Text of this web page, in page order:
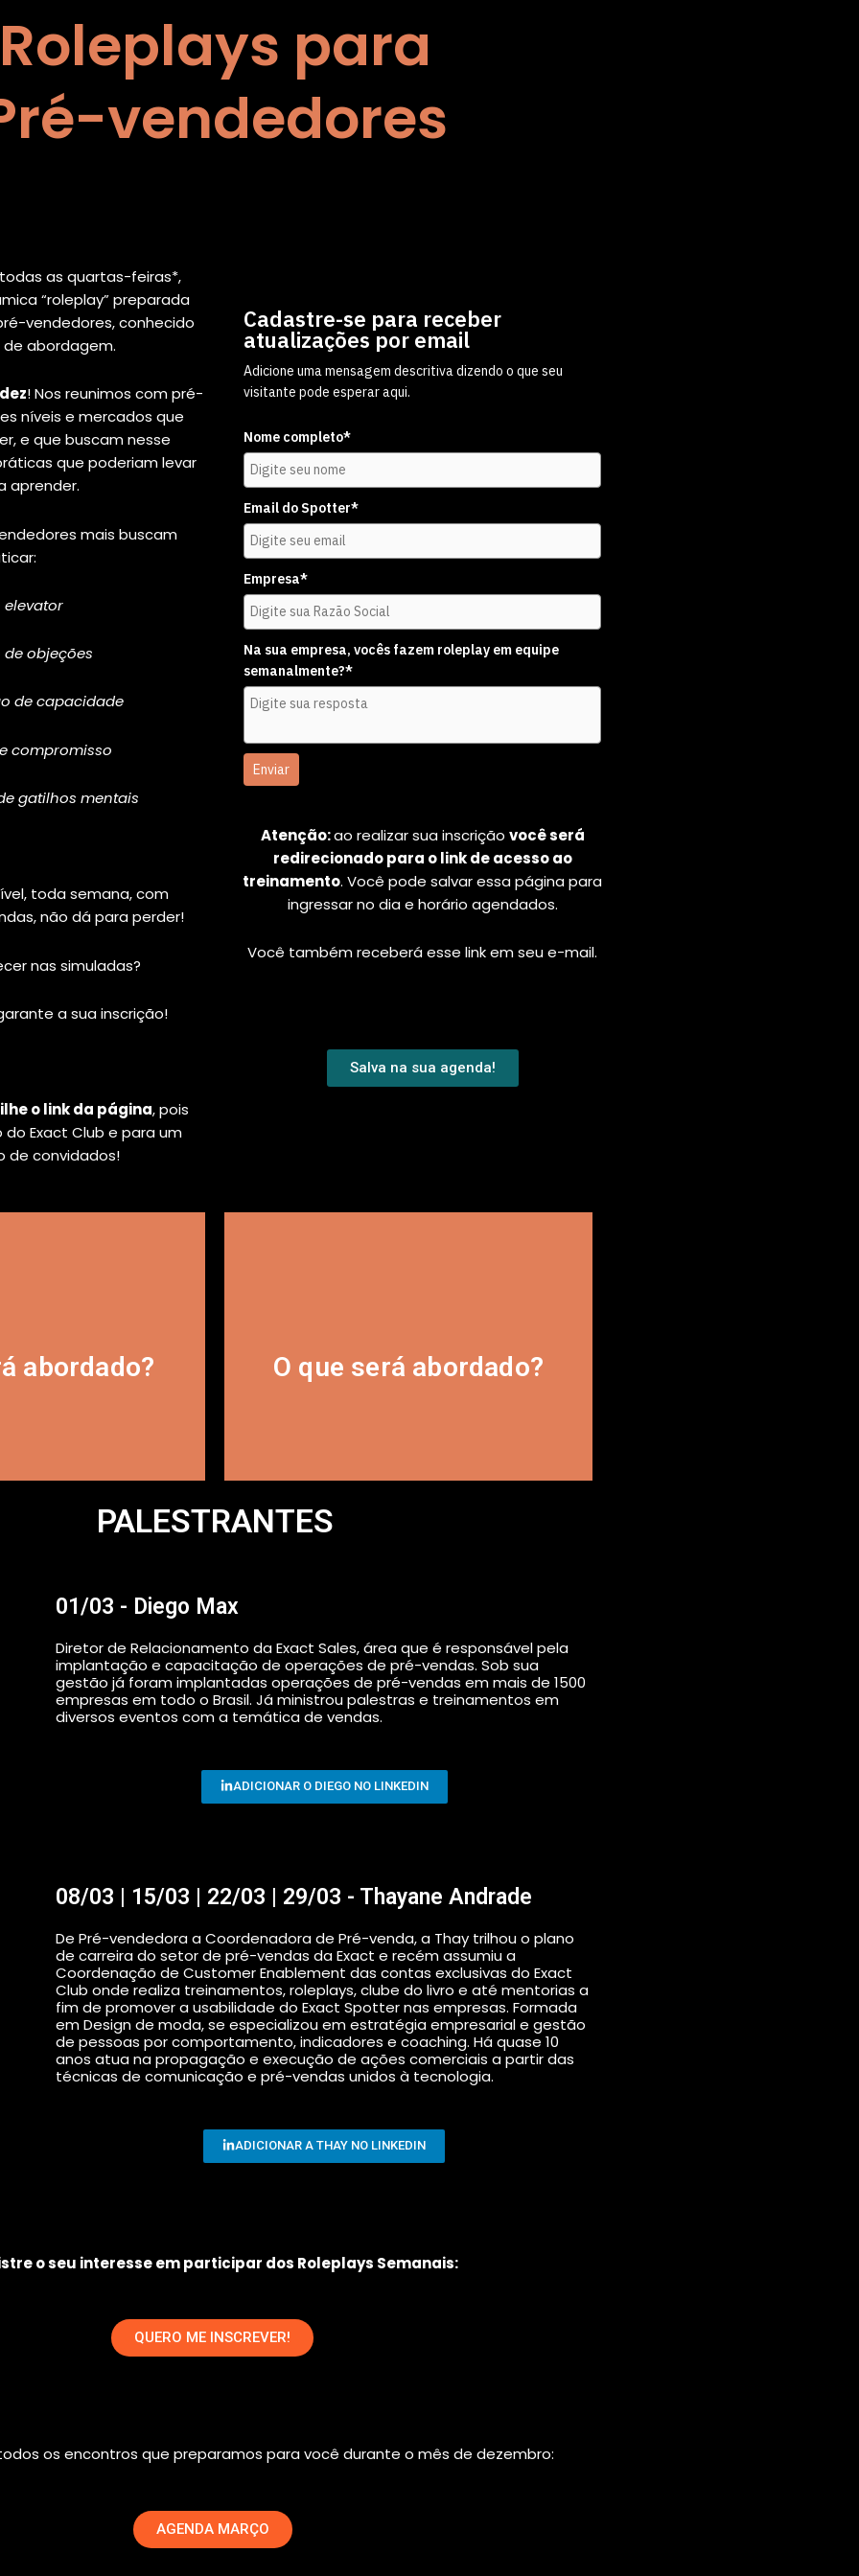
Roleplays para
vendedores
as quartas-feiras*,
“roleplay” preparada
vendedores, conhecido
abordagem.
! Nos reunimos com pré-
níveis e mercados que
e que buscam nesse
que poderiam levar
aprender.
mais buscam
elevator
objeções
de capacidade
compromisso
gatilhos mentais
toda semana, com
não dá para perder!
nas simuladas?
a sua inscrição!
o link da página, pois
Exact Club e para um
de convidados!
Cadastre-se para receber
atualizações por email
Adicione uma mensagem descritiva dizendo o que seu
visitante pode esperar aqui.
Nome completo*
Email do Spotter*
Empresa*
Na sua empresa, vocês fazem roleplay em equipe
semanalmente?*
Enviar
Atenção:ao realizar sua inscrição você será
redirecionado para o link de acesso ao
treinamento. Você pode salvar essa página para
ingressar no dia e horário agendados.
Você também receberá esse link em seu e-mail.
Salva na sua agenda!
abordado?
do dia a dia O que será abordado?
Insights e soluções a partir de
PALESTRANTES
01/03 - Diego Max
Diretor de Relacionamento da Exact Sales, área que é responsável pela
implantação e capacitação de operações de pré-vendas. Sob sua
gestão já foram implantadas operações de pré-vendas em mais de 1500
empresas em todo o Brasil. Já ministrou palestras e treinamentos em
diversos eventos com a temática de vendas.
ADICIONAR O DIEGO NO LINKEDIN
08/03 | 15/03 | 22/03 | 29/03 - Thayane Andrade
De Pré-vendedora a Coordenadora de Pré-venda, a Thay trilhou o plano
de carreira do setor de pré-vendas da Exact e recém assumiu a
Coordenação de Customer Enablement das contas exclusivas do Exact
Club onde realiza treinamentos, roleplays, clube do livro e até mentorias a
fim de promover a usabilidade do Exact Spotter nas empresas. Formada
em Design de moda, se especializou em estratégia empresarial e gestão
de pessoas por comportamento, indicadores e coaching. Há quase 10
anos atua na propagação e execução de ações comerciais a partir das
técnicas de comunicação e pré-vendas unidos à tecnologia.
ADICIONAR A THAY NO LINKEDIN
o seu interesse em participar dos Roleplays Semanais:
QUERO ME INSCREVER!
os encontros que preparamos para você durante o mês de dezembro:
AGENDA MARÇO